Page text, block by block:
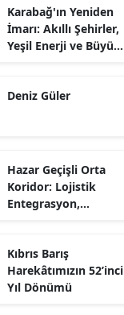
Karabağ'ın Yeniden
İmarı: Akıllı Şehirler,
Yeşil Enerji ve Büyük
Sürdürülebilir
Deniz Güler
Hazar Geçişli Orta
Koridor: Lojistik
Entegrasyon,
Karşısında Rekabet
Gücü
Kıbrıs Barış
Harekâtımızın 52’inci
Yıl Dönümü